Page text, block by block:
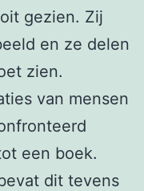
gezien. Zij
en ze delen
zien.
van mensen
een boek.
dit tevens